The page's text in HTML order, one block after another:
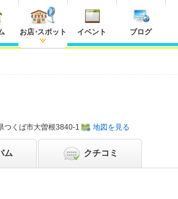
お店・スポット イベント ブログ
つくば市大曽根3840-1 地図を見る
ム クチコミ